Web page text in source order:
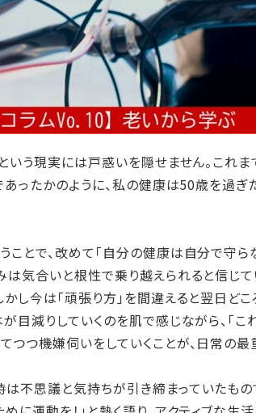
いう現実には戸惑いを隠せません。これ
あったかのように、私の健康は50歳を過
とで、改めて「自分の健康は自分で守ら
気合いと根性で乗り越えられると信じて
し今は「頑張り方」を間違えると翌日ど
減りしていくのを肌で感じながら、「こ
つ機嫌伺いをしていくことが、日常の最
不思議と気持ちが引き締まっていたも